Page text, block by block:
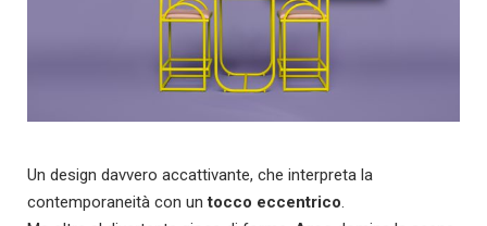
Un design davvero accattivante, che interpreta la
contemporaneità con untocco eccentrico.